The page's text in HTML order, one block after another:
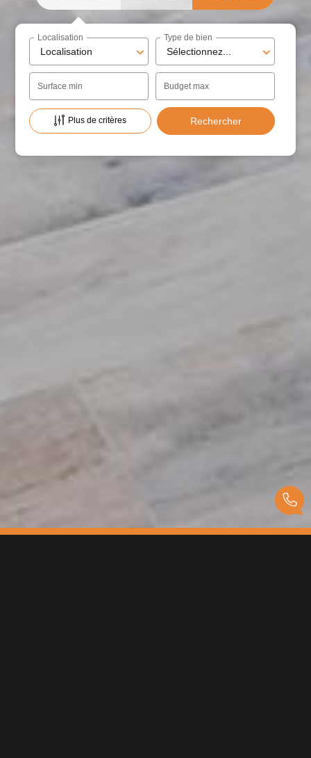
Localisation
Localisation
Sélectionnez...
Type de bien
Surface min Budget max
Plus de critères